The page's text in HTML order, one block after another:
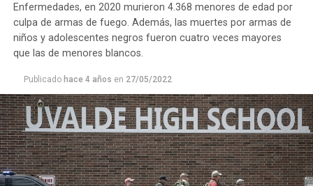
Enfermedades, en 2020 murieron 4.368 menores de edad por
culpa de armas de fuego. Además, las muertes por armas de
niños y adolescentes negros fueron cuatro veces mayores
que las de menores blancos.
Publicado hace 4 años en 27/05/2022